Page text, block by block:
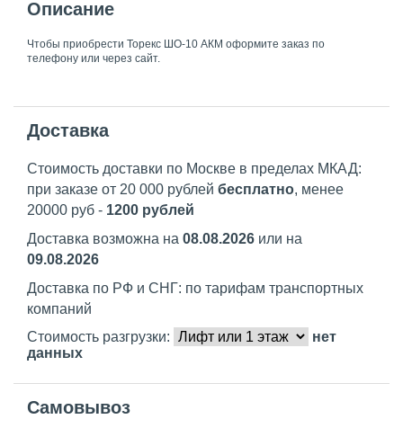
Описание
Чтобы приобрести Торекс ШО-10 АКМ оформите заказ по
телефону или через сайт.
Доставка
Стоимость доставки по Москве в пределах МКАД:
при заказе от 20 000 рублей бесплатно, менее
20000 руб - 1200 рублей
Доставка возможна на 08.08.2026 или на
09.08.2026
Доставка по РФ и СНГ: по тарифам транспортных
компаний
Стоимость разгрузки:
нет
данных
Самовывоз